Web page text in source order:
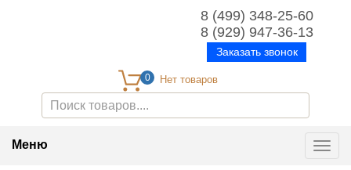
0
8 (499) 348-25-60
8 (929) 947-36-13
Заказать звонок
Меню